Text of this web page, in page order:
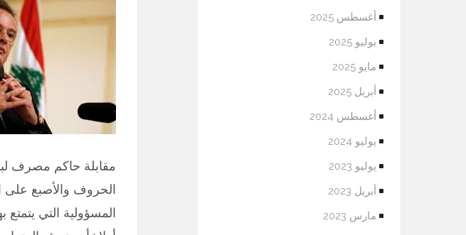
مقابلة حاكم مصرف
الحروف والأصبع
المسؤولية التي
أغسطس 2025
يوليو 2025
مايو 2025
أبريل 2025
أغسطس 2024
يوليو 2024
يوليو 2023
أبريل 2023
مارس 2023